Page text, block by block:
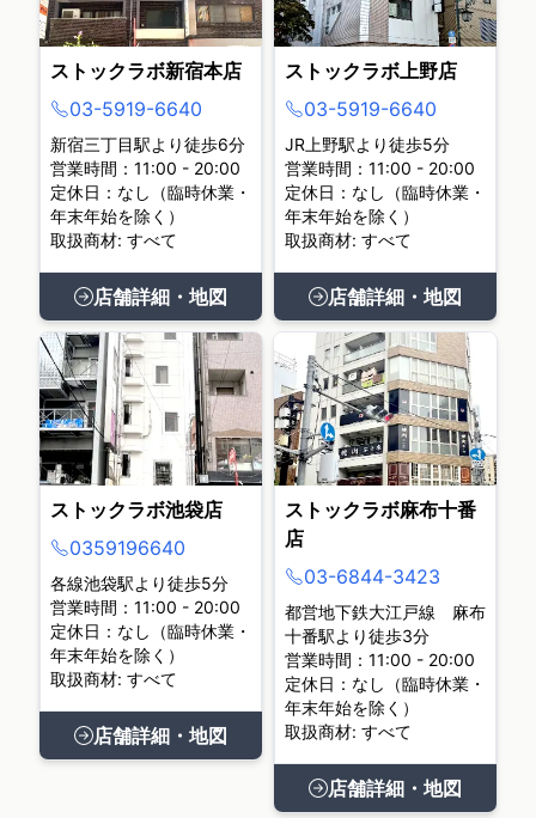
ストックラボ新宿本店
03-5919-6640
新宿三丁目駅より徒歩6分
営業時間：11:00 - 20:00
定休日：なし（臨時休業・
年末年始を除く）
取扱商材: すべて
店舗詳細・地図
ストックラボ上野店
03-5919-6640
JR上野駅より徒歩5分
営業時間：11:00 - 20:00
定休日：なし（臨時休業・
年末年始を除く）
取扱商材: すべて
店舗詳細・地図
ストックラボ池袋店
0359196640
各線池袋駅より徒歩5分
営業時間：11:00 - 20:00
定休日：なし（臨時休業・
年末年始を除く）
取扱商材: すべて
店舗詳細・地図
ストックラボ麻布十番
店
03-6844-3423
都営地下鉄大江戸線 麻布
十番駅より徒歩3分
営業時間：11:00 - 20:00
定休日：なし（臨時休業・
年末年始を除く）
取扱商材: すべて
店舗詳細・地図